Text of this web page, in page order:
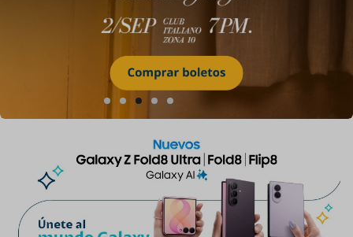
de historia auténtica.